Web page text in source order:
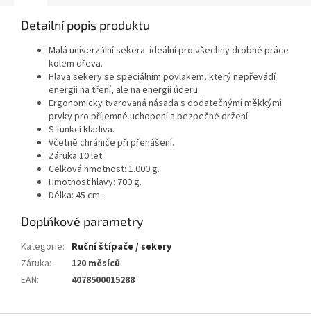
Detailní popis produktu
Malá univerzální sekera: ideální pro všechny drobné práce
kolem dřeva.
Hlava sekery se speciálním povlakem, který nepřevádí
energii na tření, ale na energii úderu.
Ergonomicky tvarovaná násada s dodatečnými měkkými
prvky pro příjemné uchopení a bezpečné držení.
S funkcí kladiva.
Včetně chrániče při přenášení.
Záruka 10 let.
Celková hmotnost: 1.000 g.
Hmotnost hlavy: 700 g.
Délka: 45 cm.
Doplňkové parametry
Kategorie: Ruční štípače / sekery
Záruka:
120 měsíců
EAN: 4078500015288